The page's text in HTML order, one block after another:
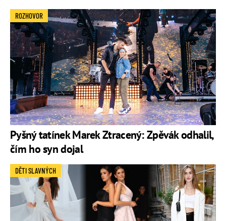
Pyšný tatínek Marek Ztracený: Zpěvák odhalil,
čím ho syn dojal
ROZHOVOR
DĚTI SLAVNÝCH